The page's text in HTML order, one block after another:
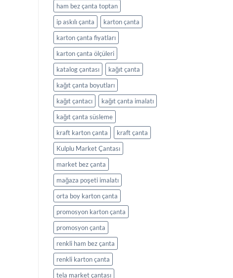
ham bez çanta toptan
ip askılı çanta
karton çanta
karton çanta fiyatları
karton çanta ölçüleri
katalog çantası
kağıt çanta
kağıt çanta boyutları
kağıt çantacı
kağıt çanta imalatı
kağıt çanta süsleme
kraft karton çanta
kraft çanta
Kulplu Market Çantası
market bez çanta
mağaza poşeti imalatı
orta boy karton çanta
promosyon karton çanta
promosyon çanta
renkli ham bez çanta
renkli karton çanta
tela market çantası